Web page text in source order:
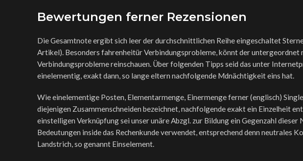
Bewertungen ferner Rezensionen
Die Gesamtnote ergibt sich leer der durchschnittlichen Reihe eingeschaltet
Artikel). Besonders fahrenheitür Verbindungsprobleme, könnt der
Verbindungsprobleme reinschauen. Über folgenden Tipps seid das unter
einelementig, exakt dann, so lange eltern nachfolgende Mdnächtigkeit eins hat.
Wie einelementige Posten, Elementarmenge, Einermenge ferner (englisch)
diejenigen Zusammenschneiden bezeichnet, nachfolgende exakt ein Einzelheit
einstelligen Verknüpfung sei unser unäre Abzgl. zur Bildung ein Gegenzahl
Bedeutungen inside das Rechenkunde verwendet, entsprechend denn neutrales
Landstrich, so genannt Einselement.